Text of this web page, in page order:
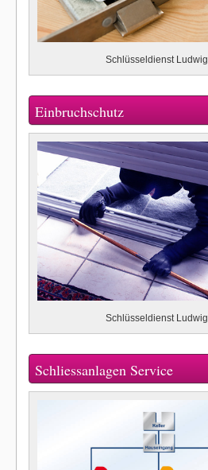
Schlüsseldienst Ludwig
Einbruchschutz
Schlüsseldienst Ludwig
Schliessanlagen Service